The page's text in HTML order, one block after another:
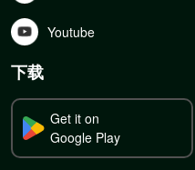
Youtube
下载
Get it on
Google Play